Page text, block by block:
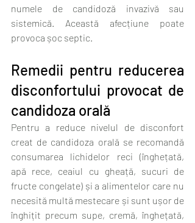
numele de candidoză invazivă sau
sistemică. Această afecțiune poate
provoca șoc septic.
Remedii pentru reducerea
disconfortului provocat de
candidoza orală
Pentru a reduce nivelul de disconfort
creat de candidoza orală se recomandă
consumarea lichidelor reci (înghețată,
apă rece, ceaiul cu gheață, sucuri de
fructe congelate) și a alimentelor care nu
necesită multă mestecare și sunt ușor de
înghițit precum supe, cremă, înghețată,